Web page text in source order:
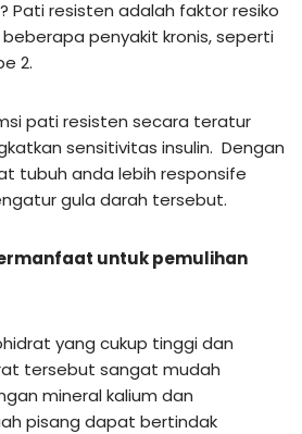
Pati resisten adalah faktor resiko
penyakit kronis, seperti
2.
pati resisten secara teratur
sensitivitas insulin. Dengan
tubuh anda lebih responsife
gula darah tersebut.
untuk pemulihan
yang cukup tinggi dan
tersebut sangat mudah
mineral kalium dan
pisang dapat bertindak